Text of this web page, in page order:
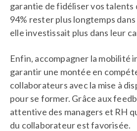
garantie de fidéliser vos talents
94% rester plus longtemps
elle investissait plus dans leur
Enfin, accompagner la mobilité
garantir une montée en
collaborateurs avec la mise à
pour se former. Grâce aux
attentive des managers et RH
du collaborateur est favorisée.